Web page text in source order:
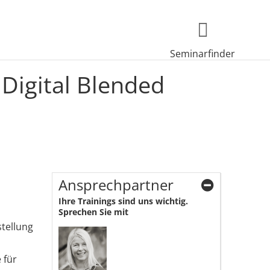
Seminarfinder
Blended
für
Ansprechpartner
Ihre Trainings sind uns wichtig.
Sprechen Sie mit